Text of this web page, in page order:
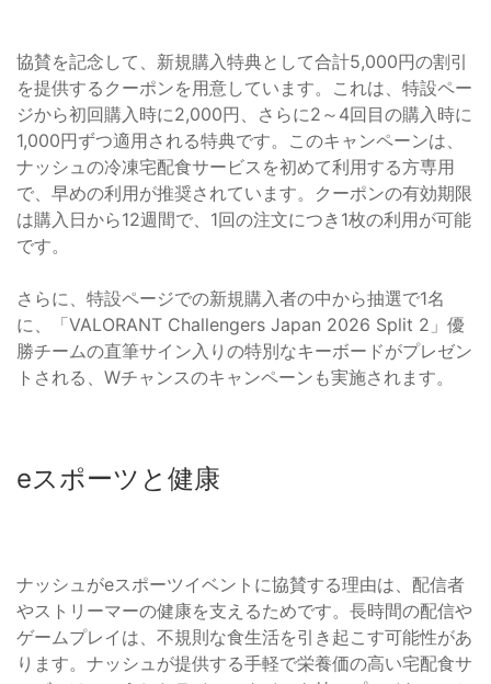
協賛を記念して、新規購入特典として合計5,000円の割引
を提供するクーポンを用意しています。これは、特設ペー
ジから初回購入時に2,000円、さらに2～4回目の購入時に
1,000円ずつ適用される特典です。このキャンペーンは、
ナッシュの冷凍宅配食サービスを初めて利用する方専用
で、早めの利用が推奨されています。クーポンの有効期限
は購入日から12週間で、1回の注文につき1枚の利用が可能
です。
さらに、特設ページでの新規購入者の中から抽選で1名
に、「VALORANT Challengers Japan 2026 Split 2」優
勝チームの直筆サイン入りの特別なキーボードがプレゼン
トされる、Wチャンスのキャンペーンも実施されます。
eスポーツと健康
ナッシュがeスポーツイベントに協賛する理由は、配信者
やストリーマーの健康を支えるためです。長時間の配信や
ゲームプレイは、不規則な食生活を引き起こす可能性があ
ります。ナッシュが提供する手軽で栄養価の高い宅配食サ